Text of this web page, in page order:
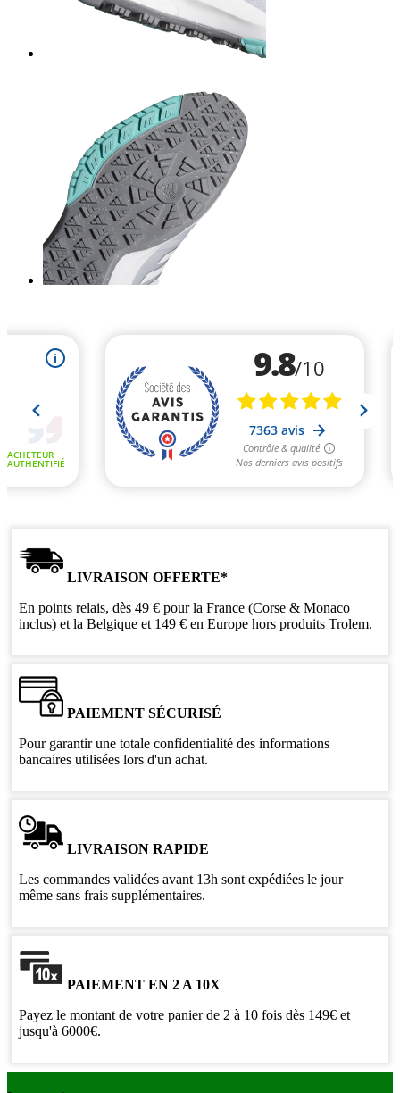
LIVRAISON OFFERTE*
En points relais, dès 49 € pour la France (Corse & Monaco
inclus) et la Belgique et 149 € en Europe hors produits Trolem.
PAIEMENT SÉCURISÉ
Pour garantir une totale confidentialité des informations
bancaires utilisées lors d'un achat.
LIVRAISON RAPIDE
Les commandes validées avant 13h sont expédiées le jour
même sans frais supplémentaires.
PAIEMENT EN 2 A 10X
Payez le montant de votre panier de 2 à 10 fois dès 149€ et
jusqu'à 6000€.